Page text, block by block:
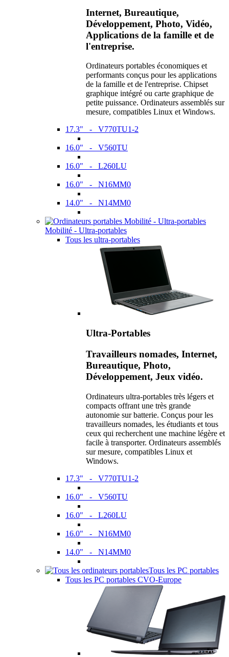
Internet, Bureautique,
Développement, Photo, Vidéo,
Applications de la famille et de
l'entreprise.
Ordinateurs portables économiques et
performants conçus pour les applications
de la famille et de l'entreprise. Chipset
graphique intégré ou carte graphique de
petite puissance. Ordinateurs assemblés sur
mesure, compatibles Linux et Windows.
17.3" - V770TU1-2
16.0" - V560TU
16.0" - L260LU
16.0" - N16MM0
14.0" - N14MM0
Mobilité - Ultra-portables
Tous les ultra-portables
Ultra-Portables
Travailleurs nomades, Internet,
Bureautique, Photo,
Développement, Jeux vidéo.
Ordinateurs ultra-portables très légers et
compacts offrant une très grande
autonomie sur batterie. Conçus pour les
travailleurs nomades, les étudiants et tous
ceux qui recherchent une machine légère et
facile à transporter. Ordinateurs assemblés
sur mesure, compatibles Linux et
Windows.
17.3" - V770TU1-2
16.0" - V560TU
16.0" - L260LU
16.0" - N16MM0
14.0" - N14MM0
Tous les PC portables
Tous les PC portables CVO-Europe